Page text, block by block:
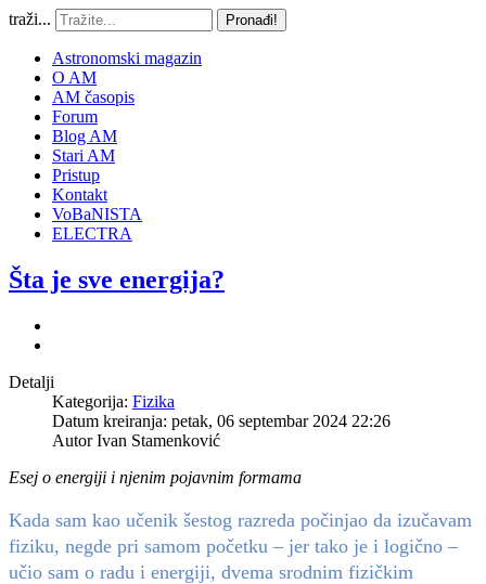
traži... Pronađi!
Astronomski magazin
O AM
AM časopis
Forum
Blog AM
Stari AM
Pristup
Kontakt
VoBaNISTA
ELECTRA
Šta je sve energija?
Detalji
Kategorija: Fizika
Datum kreiranja: petak, 06 septembar 2024 22:26
AutorIvan Stamenković
Esej o energiji i njenim pojavnim formama
Kada sam kao učenik šestog razreda počinjao da izučavam
fiziku, negde pri samom početku – jer tako je i logično –
učio sam o radu i energiji, dvema srodnim fizičkim